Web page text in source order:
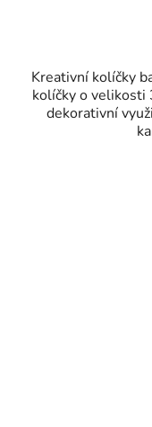
Kreativní kolíčky
kolíčky o velikosti
dekorativní